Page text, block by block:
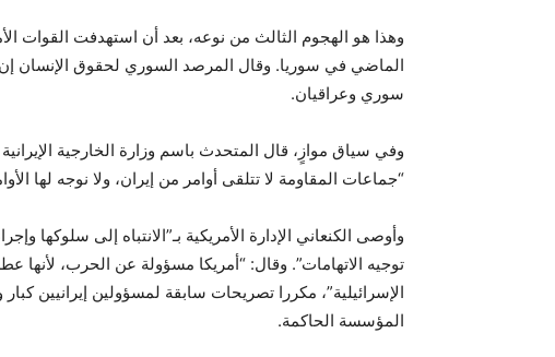
وهذا هو الهجوم الثالث من نوعه، بعد أن استهدفت القوات
الماضي في سوريا. وقال المرصد السوري لحقوق الإنسان إن
سوري وعراقيان.
وفي سياق موازٍ، قال المتحدث باسم وزارة الخارجية
“جماعات المقاومة لا تتلقى أوامر من إيران، ولا نوجه لها
وأوصى الكنعاني الإدارة الأمريكية بـ”الانتباه إلى سلوكها
توجيه الاتهامات”. وقال: “أمريكا مسؤولة عن الحرب،
الإسرائيلية”، مكررا تصريحات سابقة لمسؤولين إيرانيين
المؤسسة الحاكمة.